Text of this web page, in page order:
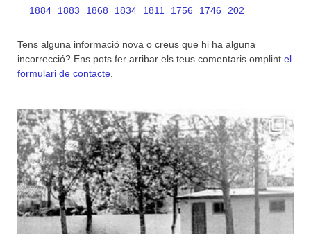
1884
1883 1868 1834 1811 1756 1746 202
Tens alguna informació nova o creus que hi ha alguna
incorrecció? Ens pots fer arribar els teus comentaris omplint el
formulari de contacte.